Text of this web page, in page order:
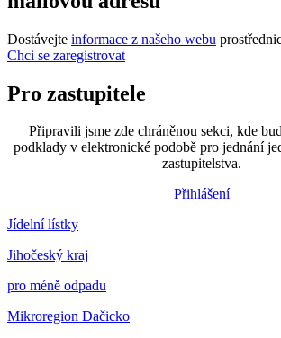
Dostávejte informace z našeho webu
Chci se zaregistrovat
Pro zastupitele
Připravili jsme zde chráněnou sekci, kde
podklady v elektronické podobě pro jednání
zastupitelstva.
Přihlášení
Jídelní lístky
Jihočeský kraj
pro méně odpadu
Mikroregion Dačicko